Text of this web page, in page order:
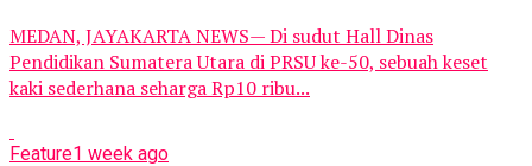
MEDAN, JAYAKARTA NEWS— Di sudut Hall Dinas
Pendidikan Sumatera Utara di PRSU ke-50, sebuah keset
kaki sederhana seharga Rp10 ribu...
Feature1 week ago